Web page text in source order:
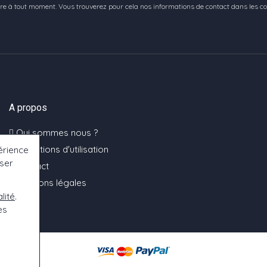
à tout moment. Vous trouverez pour cela nos informations de contact dans les
A propos
Qui sommes nous ?
Conditions d'utilisation
Contact
Mentions légales
.